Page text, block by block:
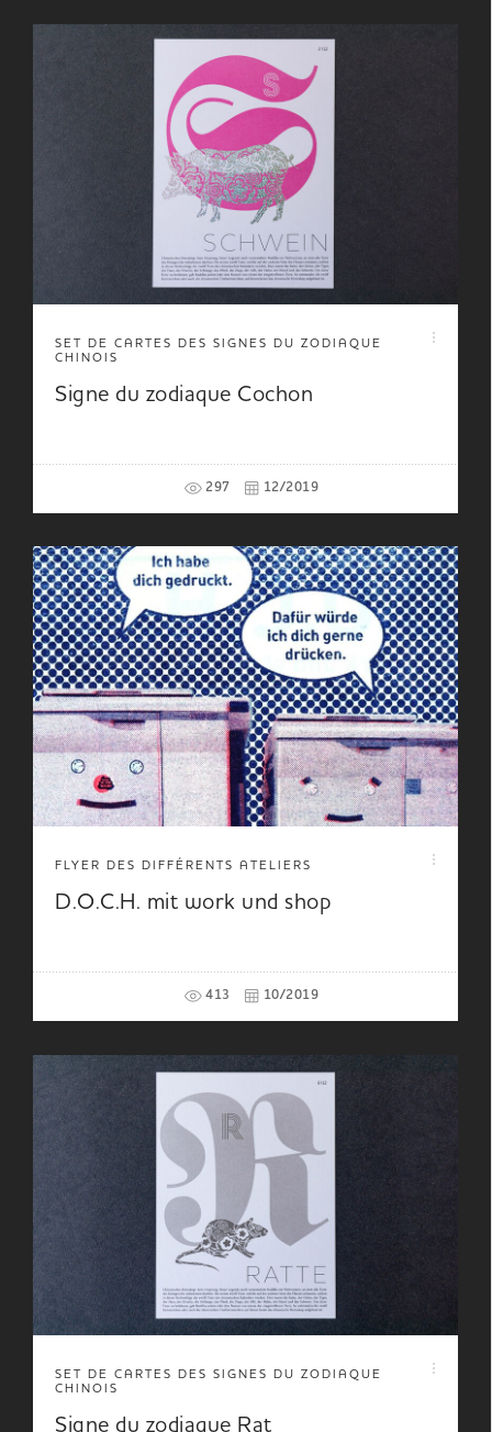
SET DE CARTES DES SIGNES DU ZODIAQUE
CHINOIS
Signe du zodiaque Cochon
297 12/2019
FLYER DES DIFFÉRENTS ATELIERS
D.O.C.H. mit work und shop
413 10/2019
SET DE CARTES DES SIGNES DU ZODIAQUE
CHINOIS
Signe du zodiaque Rat